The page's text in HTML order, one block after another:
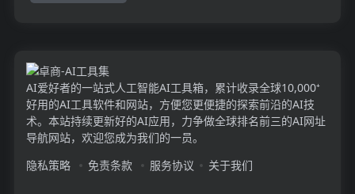
AI爱好者的一站式人工智能AI工具箱，累计收录全球10,000⁺
好用的AI工具软件和网站，方便您更便捷的探索前沿的AI技
术。本站持续更新好的AI应用，力争做全球排名前三的AI网址
导航网站，欢迎您成为我们的一员。
隐私策略
免责条款 服务协议 关于我们